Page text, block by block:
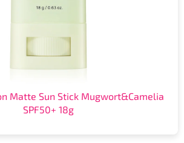
Matte Sun Stick Mugwort&Camelia
SPF50+ 18g